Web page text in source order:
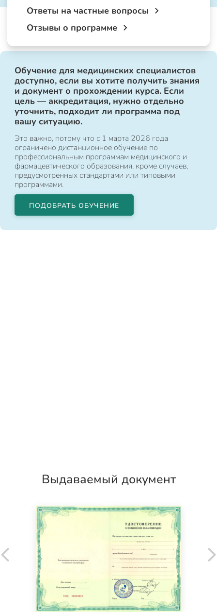
Ответы на частные вопросы
Отзывы о программе
Обучение для медицинских специалистов
доступно, если вы хотите получить знания
и документ о прохождении курса. Если
цель — аккредитация, нужно отдельно
уточнить, подходит ли программа под
вашу ситуацию.
Это важно, потому что с 1 марта 2026 года
ограничено дистанционное обучение по
профессиональным программам медицинского и
фармацевтического образования, кроме случаев,
предусмотренных стандартами или типовыми
программами.
ПОДОБРАТЬ ОБУЧЕНИЕ
Выдаваемый документ